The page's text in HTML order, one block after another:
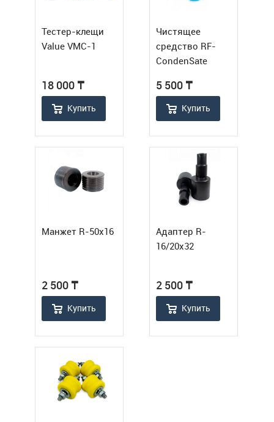
Тестер-клещи
Value VМС-1
18 000 ₸
Купить
Чистящее
средство RF-
CondenSate
раствор)
5 500 ₸
Купить
Манжет R-50х16
2 500 ₸
Купить
Адаптер R-
16/20х32
2 500 ₸
Купить